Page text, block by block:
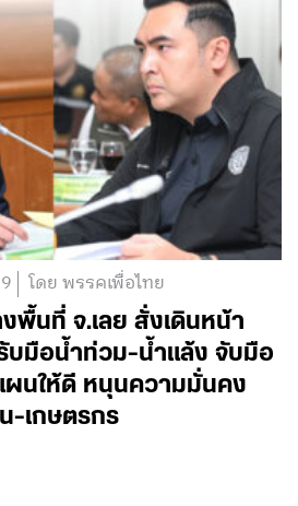
โดย พรรคเพื่อไทย
งพื้นที่ จ.เลย สั่งเดินหน้า
บมือน้ำท่วม-น้ำแล้ง จับมือ
นให้ดี หนุนความมั่นคง
-เกษตรกร